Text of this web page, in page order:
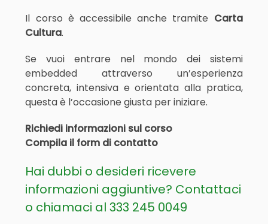
Il corso è accessibile anche tramite Carta
Cultura.
Se vuoi entrare nel mondo dei sistemi
embedded attraverso un’esperienza
concreta, intensiva e orientata alla pratica,
questa è l’occasione giusta per iniziare.
Richiedi informazioni sul corso
Compila il form di contatto
Hai dubbi o desideri ricevere
informazioni aggiuntive? Contattaci
o chiamaci al333 245 0049